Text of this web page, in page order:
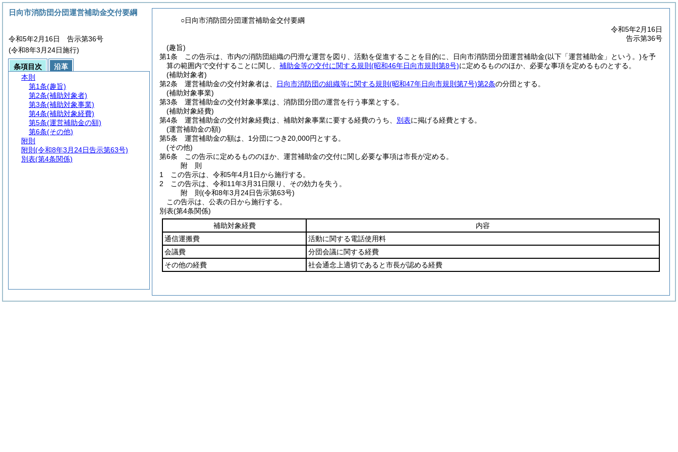
○日向市消防団分団運営補助金交付要綱
令和5年2月16日
告示第36号
(趣旨)
第1条
この告示は、市内の消防団組織の円滑な運営を図り、活動を促進することを目的に、日向市消防団分団運営補助金(以下「運営補助金」という。)を予
算の範囲内で交付することに関し、 補助金等の交付に関する規則 (昭和46年日向市規則第8号)に定めるもののほか、必要な事項を定めるものとする。
(補助対象者)
第2条
運営補助金の交付対象者は、 日向市消防団の組織等に関する規則 (昭和47年日向市規則第7号)第2条の分団とする。
(補助対象事業)
第3条
運営補助金の交付対象事業は、消防団分団の運営を行う事業とする。
(補助対象経費)
第4条
運営補助金の交付対象経費は、補助対象事業に要する経費のうち、 別表に掲げる経費とする。
(運営補助金の額)
第5条
運営補助金の額は、1分団につき20,000円とする。
(その他)
第6条
この告示に定めるもののほか、運営補助金の交付に関し必要な事項は市長が定める。
附 則
1
この告示は、令和5年4月1日から施行する。
2
この告示は、令和11年3月31日限り、その効力を失う。
附 則(令和8年3月24日告示第63号)
この告示は、公表の日から施行する。
別表(第4条関係)
補助対象経費
内容
通信運搬費
活動に関する電話使用料
会議費
分団会議に関する経費
その他の経費
社会通念上適切であると市長が認める経費
日向市消防団分団運営補助金交付要綱
令和5年2月16日 告示第36号
(令和8年3月24日施行)
条項目次
沿革
本則
第1条(趣旨)
第2条(補助対象者)
第3条(補助対象事業)
第4条(補助対象経費)
第5条(運営補助金の額)
第6条(その他)
附則
附則 (令和8年3月24日告示第63号)
別表(第4条関係)